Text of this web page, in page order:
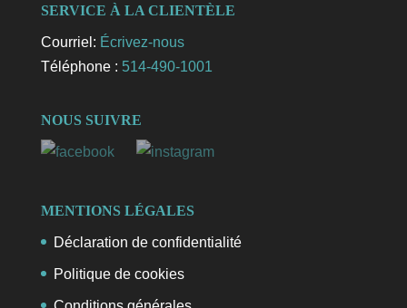
SERVICE À LA CLIENTÈLE
Courriel: Écrivez-nous
Téléphone : 514-490-1001
NOUS SUIVRE
MENTIONS LÉGALES
Déclaration de confidentialité
Politique de cookies